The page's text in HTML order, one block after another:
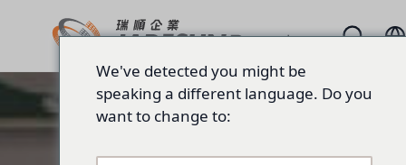
We've detected you might be
speaking a different language. Do you
want to change to: